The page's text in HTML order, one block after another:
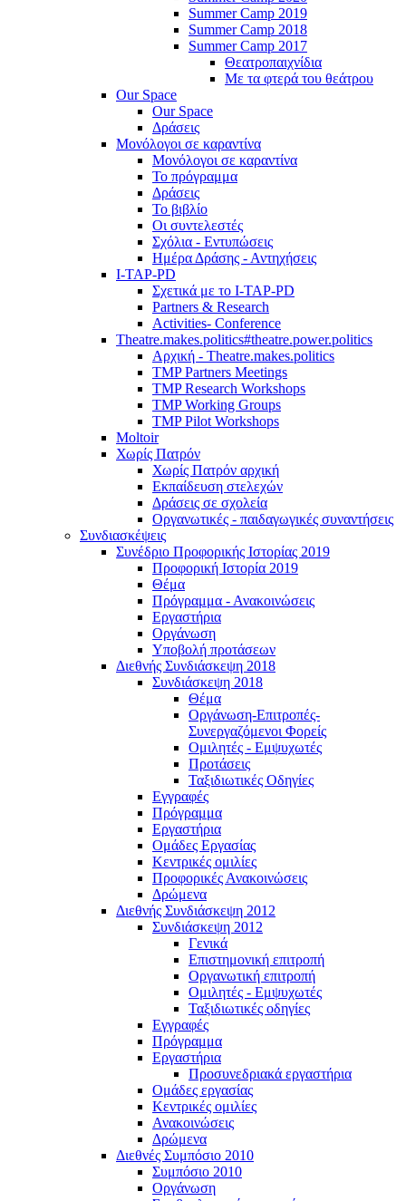
Summer Camp 2019
Summer Camp 2018
Summer Camp 2017
Θεατροπαιχνίδια
Με τα φτερά του θεάτρου
Our Space
Our Space
Δράσεις
Μονόλογοι σε καραντίνα
Μονόλογοι σε καραντίνα
Το πρόγραμμα
Δράσεις
Το βιβλίο
Οι συντελεστές
Σχόλια - Εντυπώσεις
Ημέρα Δράσης - Αντηχήσεις
I-TAP-PD
Σχετικά με το I-TAP-PD
Partners & Research
Activities- Conference
Theatre.makes.politics#theatre.power.politics
Αρχική - Theatre.makes.politics
TMP Partners Meetings
TMP Research Workshops
TMP Working Groups
TMP Pilot Workshops
Moltoir
Χωρίς Πατρόν
Χωρίς Πατρόν αρχική
Εκπαίδευση στελεχών
Δράσεις σε σχολεία
Οργανωτικές - παιδαγωγικές συναντήσεις
Συνδιασκέψεις
Συνέδριο Προφορικής Ιστορίας 2019
Προφορική Ιστορία 2019
Θέμα
Πρόγραμμα - Ανακοινώσεις
Εργαστήρια
Οργάνωση
Υποβολή προτάσεων
Διεθνής Συνδιάσκεψη 2018
Συνδιάσκεψη 2018
Θέμα
Οργάνωση-Επιτροπές-
Συνεργαζόμενοι Φορείς
Ομιλητές - Εμψυχωτές
Προτάσεις
Ταξιδιωτικές Οδηγίες
Εγγραφές
Πρόγραμμα
Εργαστήρια
Ομάδες Εργασίας
Κεντρικές ομιλίες
Προφορικές Ανακοινώσεις
Δρώμενα
Διεθνής Συνδιάσκεψη 2012
Συνδιάσκεψη 2012
Γενικά
Επιστημονική επιτροπή
Οργανωτική επιτροπή
Ομιλητές - Εμψυχωτές
Ταξιδιωτικές οδηγίες
Εγγραφές
Πρόγραμμα
Εργαστήρια
Προσυνεδριακά εργαστήρια
Ομάδες εργασίας
Κεντρικές ομιλίες
Ανακοινώσεις
Δρώμενα
Διεθνές Συμπόσιο 2010
Συμπόσιο 2010
Οργάνωση